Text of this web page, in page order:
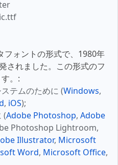
フォントの形式で、1980年
されました。この形式のフ
。:
テムのために (Windows,
, iOS);
(Adobe Photoshop, Adobe
Photoshop Lightroom,
Illustrator, Microsoft
Word, Microsoft Office,